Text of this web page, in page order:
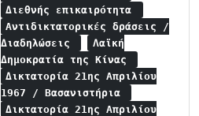
Διεθνής επικαιρότητα
Αντιδικτατορικές δράσεις /
Διαδηλώσεις
Λαϊκή
Δημοκρατία της Κίνας
Δικτατορία 21ης Απριλίου
1967 / Βασανιστήρια
Δικτατορία 21ης Απριλίου